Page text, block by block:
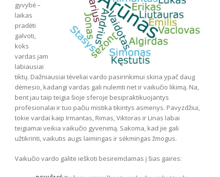
gyvybė –
laikas
pradėti
galvoti,
koks
vardas jam
labiausiai
tiktų. Dažniausiai tėveliai vardo pasirinkimui skiria ypač daug
dėmesio, kadangi vardas gali nulemti net ir vaikučio likimą. Na,
bent jau taip teigia šioje sferoje besipraktikuojantys
profesionalai ir tuo pačiu mistika tikintys asmenys. Pavyzdžiui,
tokie vardai kaip Irmantas, Rimas, Viktoras ir Linas labai
teigiamai veikia vaikučio gyvenimą. Sakoma, kad jie gali
užtikrinti, vaikutis augs laimingas ir sėkmingas žmogus.
Vaikučio vardo galite ieškoti besiremdamas į šias gaires: